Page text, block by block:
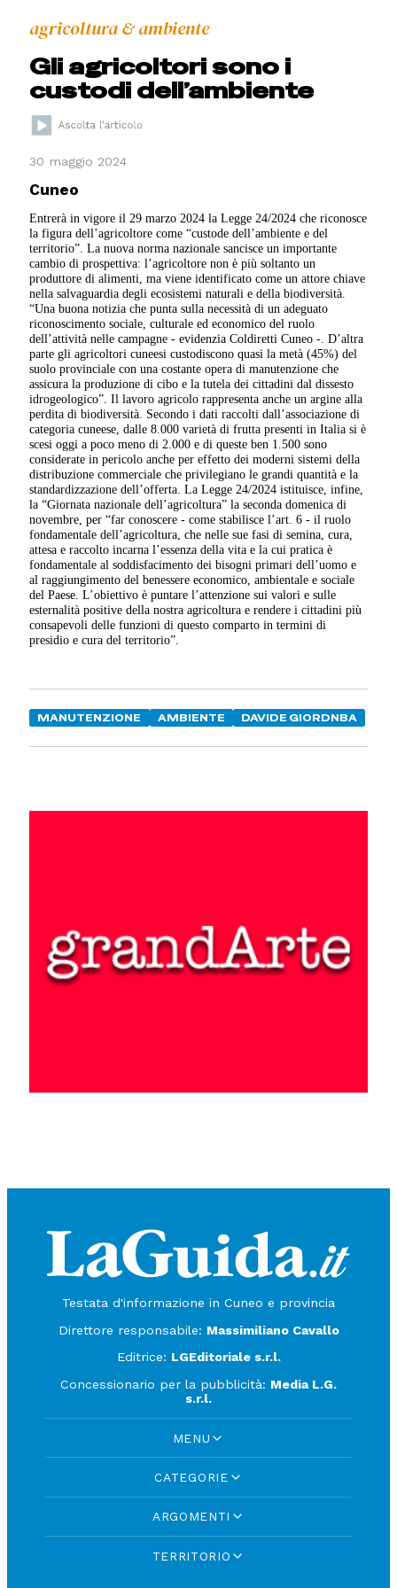
agricoltura & ambiente
Gli agricoltori sono i
custodi dell’ambiente
30 maggio 2024
Cuneo
Entrerà in vigore il 29 marzo 2024 la Legge 24/2024 che riconosce
la figura dell’agricoltore come “custode dell’ambiente e del
territorio”. La nuova norma nazionale sancisce un importante
cambio di prospettiva: l’agricoltore non è più soltanto un
produttore di alimenti, ma viene identificato come un attore chiave
nella salvaguardia degli ecosistemi naturali e della biodiversità.
“Una buona notizia che punta sulla necessità di un adeguato
riconoscimento sociale, culturale ed economico del ruolo
dell’attività nelle campagne - evidenzia Coldiretti Cuneo -. D’altra
parte gli agricoltori cuneesi custodiscono quasi la metà (45%) del
suolo provinciale con una costante opera di manutenzione che
assicura la produzione di cibo e la tutela dei cittadini dal dissesto
idrogeologico”. Il lavoro agricolo rappresenta anche un argine alla
perdita di biodiversità. Secondo i dati raccolti dall’associazione di
categoria cuneese, dalle 8.000 varietà di frutta presenti in Italia si è
scesi oggi a poco meno di 2.000 e di queste ben 1.500 sono
considerate in pericolo anche per effetto dei moderni sistemi della
distribuzione commerciale che privilegiano le grandi quantità e la
standardizzazione dell’offerta. La Legge 24/2024 istituisce, infine,
la “Giornata nazionale dell’agricoltura” la seconda domenica di
novembre, per “far conoscere - come stabilisce l’art. 6 - il ruolo
fondamentale dell’agricoltura, che nelle sue fasi di semina, cura,
attesa e raccolto incarna l’essenza della vita e la cui pratica è
fondamentale al soddisfacimento dei bisogni primari dell’uomo e
al raggiungimento del benessere economico, ambientale e sociale
del Paese. L’obiettivo è puntare l’attenzione sui valori e sulle
esternalità positive della nostra agricoltura e rendere i cittadini più
consapevoli delle funzioni di questo comparto in termini di
presidio e cura del territorio”.
MANUTENZIONE AMBIENTE DAVIDE GIORDNBA
Testata d'informazione in Cuneo e provincia
Direttore responsabile: Massimiliano Cavallo
Editrice: LGEditoriale s.r.l.
Concessionario per la pubblicità: Media L.G.
s.r.l.
MENU
CATEGORIE
ARGOMENTI
TERRITORIO